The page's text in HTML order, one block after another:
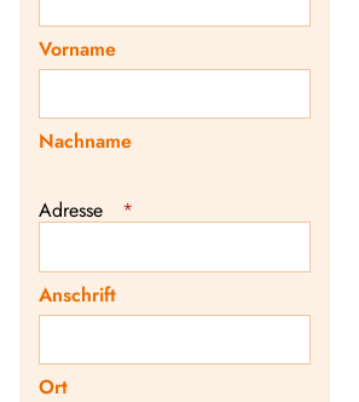
Vorname
Nachname
Adresse *
Anschrift
Ort